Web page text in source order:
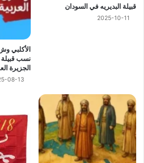
ﻗﺒﻴﻠﺔ ﺍﻟﺒﺪﻳﺮﻳﻪ في السودان
2025-10-11
الأكلبي
نسب
الجزيرة
08-13